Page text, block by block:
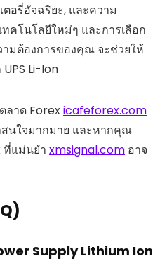
อรี่อัจฉริยะ, และความ
คโนโลยีใหม่ๆ และการเลือก
ามต้องการของคุณ จะช่วยให้
Li-Ion
ลาด Forexicafeforex.com
นใจมากมาย และหากคุณ
แม่นยำ xmsignal.com อาจ
Supply Lithium Ion